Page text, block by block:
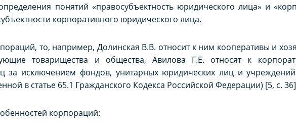
понятий «правосубъектность юридического лица» и
корпоративного юридического лица.
то, например, Долинская В.В. относит к ним кооперативы и
товарищества и общества, Авилова Г.Е. относят к
за исключением фондов, унитарных юридических лиц и
в статье 65.1 Гражданского Кодекса Российской Федерации) [5, с.
корпораций: